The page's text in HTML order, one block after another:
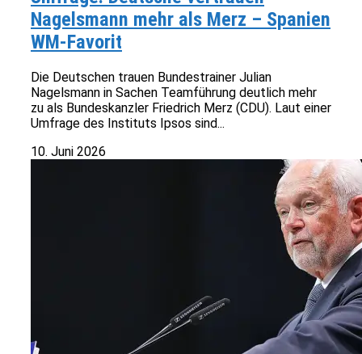
Nagelsmann mehr als Merz – Spanien
WM-Favorit
Die Deutschen trauen Bundestrainer Julian
Nagelsmann in Sachen Teamführung deutlich mehr
zu als Bundeskanzler Friedrich Merz (CDU). Laut einer
Umfrage des Instituts Ipsos sind...
10. Juni 2026